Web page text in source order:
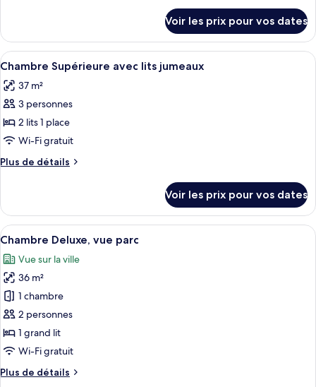
avec
lits
jumeaux
le
type
de
Chambre
Standard
lits
jumeaux
Voir les prix pour vos dates
Afficher
toutes
les
photos
pour
ce
type
de
Chambre
Supérieure
avec
lits
jumeaux
Une chambre d’hôtel avec un lit, un
5
Chambre Supérieure avec lits jumeaux
37 m²
3 personnes
2 lits 1 place
Wi-Fi gratuit
Plus de détails
Plus
le
type
de
Chambre
Supérieure
avec
lits
jumeaux
Voir les prix pour vos dates
Afficher
toutes
les
photos
pour
ce
type
de
chambre :
Chambre
Une chambre d’hôtel moderne
11
Chambre Deluxe, vue parc
Vue sur la ville
36 m²
1 chambre
2 personnes
1 grand lit
Wi-Fi gratuit
Plus de détails
Plus